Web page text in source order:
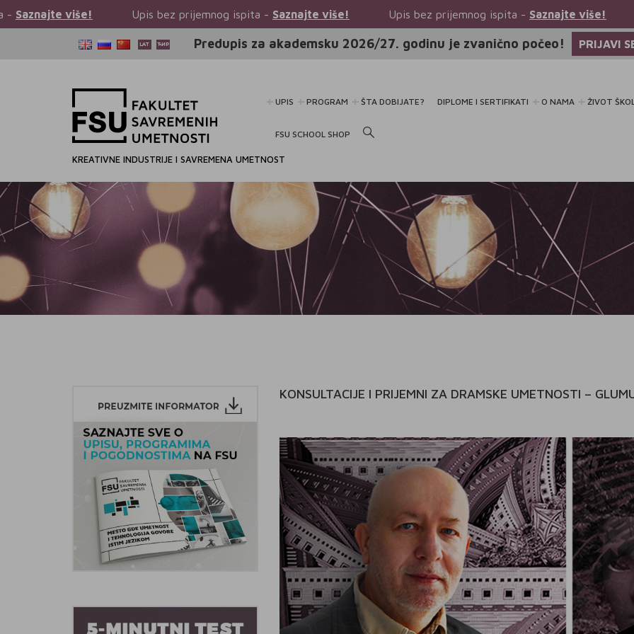
Upis bez prijemnog ispita -Saznajte više! Upis bez prijemnog ispita -Saznajte više! Upis bez
Predupis za akademsku 2026/27. godinu je zvanično počeo! PRIJAVI
UPIS PROGRAM ŠTA DOBIJATE? DIPLOME I SERTIFIKATI O NAMA ŽIVOT
FSU SCHOOL SHOP
KREATIVNE INDUSTRIJE I SAVREMENA UMETNOST
KONSULTACIJE I PRIJEMNI ZA DRAMSKE UMETNOSTI –